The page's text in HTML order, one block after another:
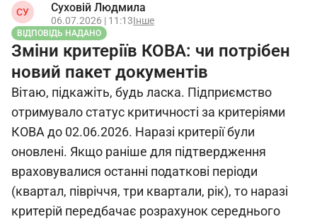
СУ Суховій Людмила
06.07.2026 | 11:13Інше
ВІДПОВІДЬ НАДАНО
Зміни критеріїв КОВА: чи потрібен
новий пакет документів
Вітаю, підкажіть, будь ласка. Підприємство
отримувало статус критичності за критеріями
КОВА до 02.06.2026. Наразі критерії були
оновлені. Якщо раніше для підтвердження
враховувалися останні податкові періоди
(квартал, півріччя, три квартали, рік), то наразі
критерій передбачає розрахунок середнього